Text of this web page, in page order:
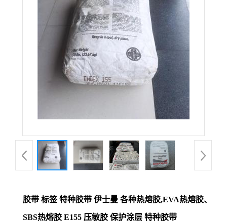
胶带 标签 特种胶带 伊士曼 各种热熔胶,EVA热熔胶、
SBS热熔胶 E155 压敏胶 保护涂层 特种胶带